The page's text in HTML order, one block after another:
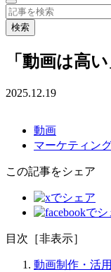
「動画は高
2025.12.19
動画
マーケティン
この記事をシェア
目次 ［非表示］
動画制作・活